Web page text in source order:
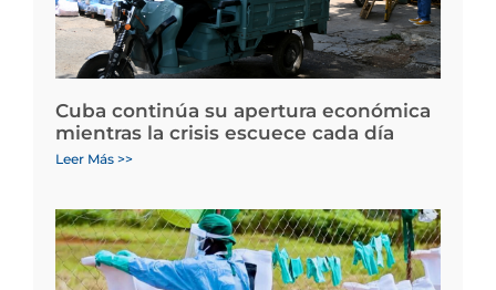
Cuba continúa su apertura económica
mientras la crisis escuece cada día
Leer Más >>